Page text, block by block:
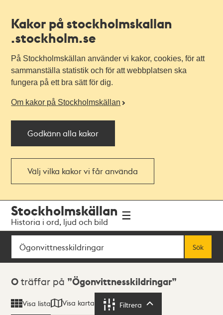
Kakor på stockholmskallan
.stockholm.se
På Stockholmskällan använder vi kakor, cookies, för att
sammanställa statistik och för att webbplatsen ska
fungera på ett bra sätt för dig.
Om kakor på Stockholmskällan
Godkänn alla kakor
Välj vilka kakor vi får använda
navigationen
huvudinnehållet
Stockholmskällan
Historia i ord, ljud och bild
Sök
Sök
Sökresultat
0 träffar på Ögonvittnesskildringar
Visa lista Visa karta Filtrera